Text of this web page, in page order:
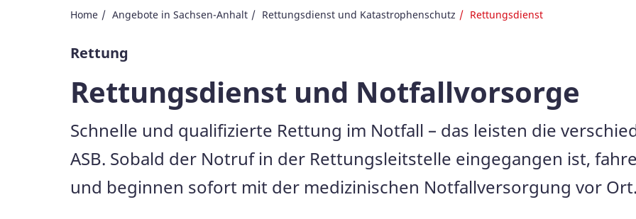
Home Angebote in Sachsen-Anhalt Rettungsdienst und Katastrophenschutz Rettungsdienst
Rettung
Rettungsdienst und Notfallvorsorge
Schnelle und qualifizierte Rettung im Notfall – das leisten die
ASB. Sobald der Notruf in der Rettungsleitstelle eingegangen ist,
und beginnen sofort mit der medizinischen Notfallversorgung vor